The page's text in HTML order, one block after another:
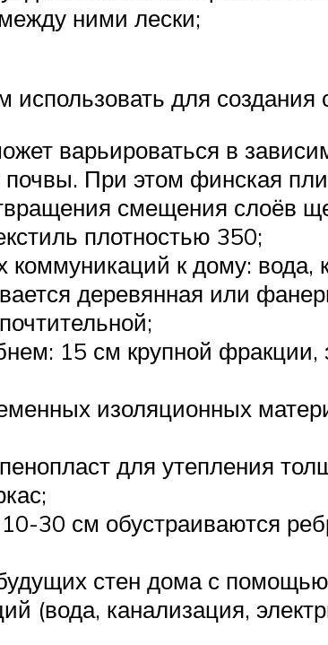
ними лески;
для создания
варьироваться в
При этом финская
смещения слоёв
плотностью 350;
к дому: вода,
деревянная или
15 см крупной
изоляционных
для утепления
30 см обустраиваются
стен дома с
(вода, канализация,